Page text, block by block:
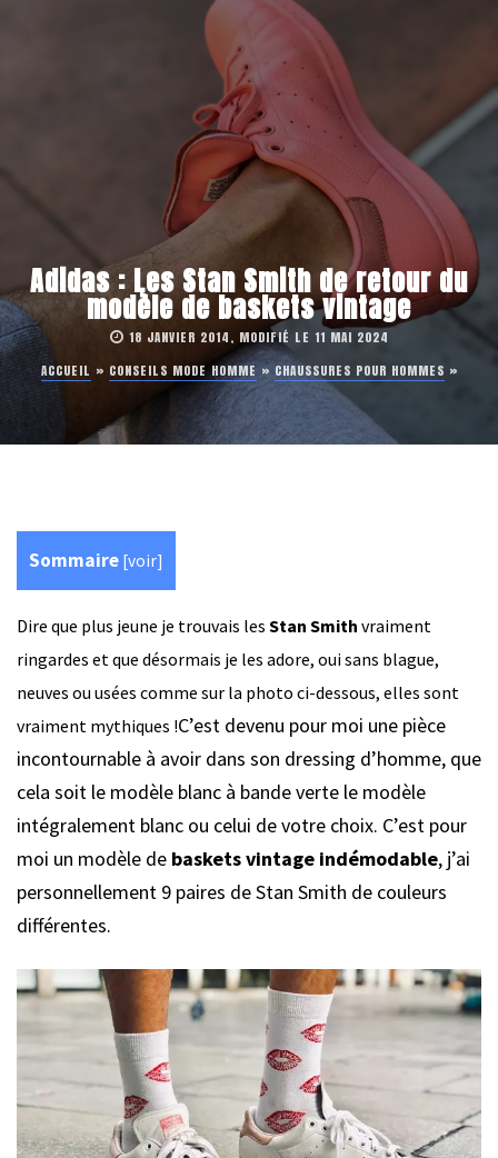
Adidas : Les Stan Smith de retour du
modèle de baskets vintage
18 JANVIER 2014, MODIFIÉ LE 11 MAI 2024
ACCUEIL » CONSEILS MODE HOMME » CHAUSSURES POUR HOMMES »
Sommaire [voir]
Dire que plus jeune je trouvais les Stan Smith vraiment
ringardes et que désormais je les adore, oui sans blague,
neuves ou usées comme sur la photo ci-dessous, elles sont
vraiment mythiques !C’est devenu pour moi une pièce
incontournable à avoir dans son dressing d’homme, que
cela soit le modèle blanc à bande verte le modèle
intégralement blanc ou celui de votre choix. C’est pour
moi un modèle de baskets vintage indémodable, j’ai
personnellement 9 paires de Stan Smith de couleurs
différentes.